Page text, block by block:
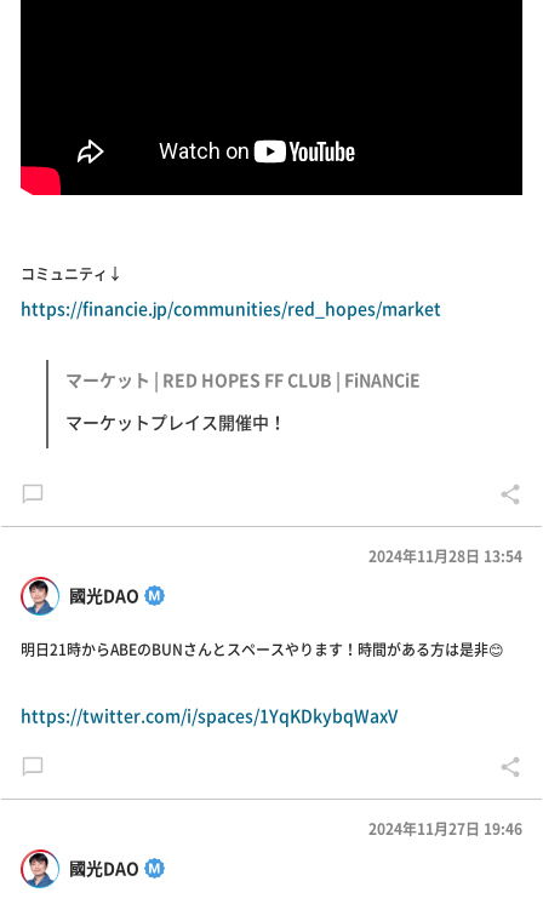
コミュニティ↓
https://financie.jp/communities/red_hopes/market
マーケット | RED HOPES FF CLUB | FiNANCiE
マーケットプレイス開催中！
國光DAO
2024年11月28日 13:54
明日21時からABEのBUNさんとスペースやります！時間がある方は是非😊
https://twitter.com/i/spaces/1YqKDkybqWaxV
國光DAO
2024年11月27日 19:46